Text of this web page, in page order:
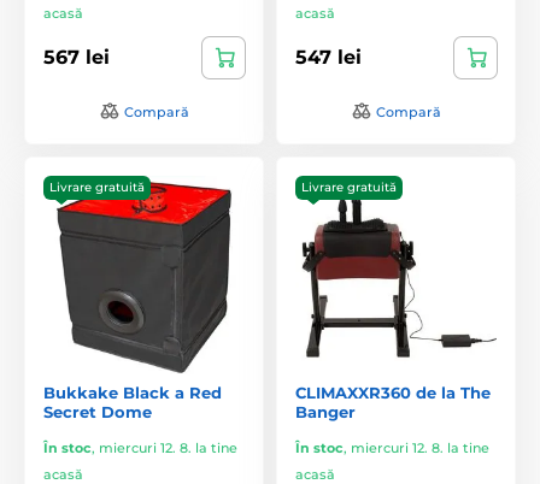
acasă
567 lei
Compară
acasă
547 lei
Compară
Livrare gratuită
Bukkake Black a Red
Secret Dome
În stoc, miercuri 12. 8. la tine
acasă
Livrare gratuită
CLIMAXXR360 de la The
Banger
În stoc, miercuri 12. 8. la tine
acasă